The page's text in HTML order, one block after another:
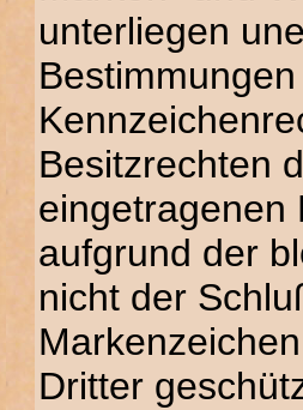
unterliegen
Besitzrechten
eingetragenen
aufgrund der
nicht der
Dritter